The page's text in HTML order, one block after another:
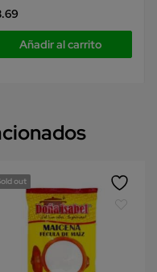
Añadir al carrito
out